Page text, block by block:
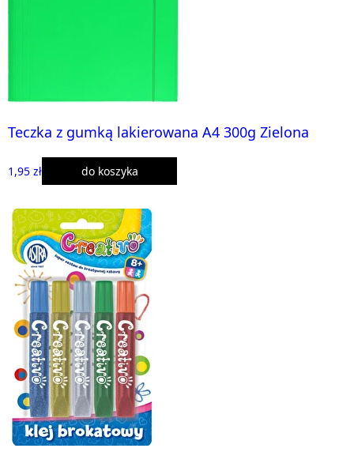
Teczka z gumką lakierowana A4 300g Zielona
1,95 zł do koszyka